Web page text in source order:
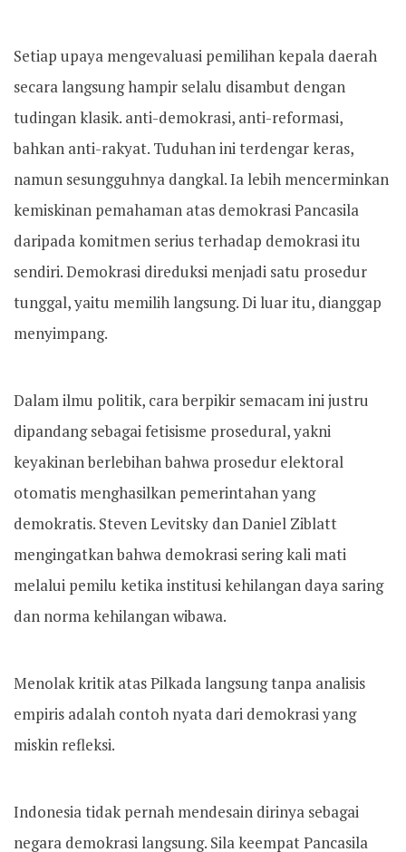
Setiap upaya mengevaluasi pemilihan kepala daerah
secara langsung hampir selalu disambut dengan
tudingan klasik. anti-demokrasi, anti-reformasi,
bahkan anti-rakyat. Tuduhan ini terdengar keras,
namun sesungguhnya dangkal. Ia lebih mencerminkan
kemiskinan pemahaman atas demokrasi Pancasila
daripada komitmen serius terhadap demokrasi itu
sendiri. Demokrasi direduksi menjadi satu prosedur
tunggal, yaitu memilih langsung. Di luar itu, dianggap
menyimpang.
Dalam ilmu politik, cara berpikir semacam ini justru
dipandang sebagai fetisisme prosedural, yakni
keyakinan berlebihan bahwa prosedur elektoral
otomatis menghasilkan pemerintahan yang
demokratis. Steven Levitsky dan Daniel Ziblatt
mengingatkan bahwa demokrasi sering kali mati
melalui pemilu ketika institusi kehilangan daya saring
dan norma kehilangan wibawa.
Menolak kritik atas Pilkada langsung tanpa analisis
empiris adalah contoh nyata dari demokrasi yang
miskin refleksi.
Indonesia tidak pernah mendesain dirinya sebagai
negara demokrasi langsung. Sila keempat Pancasila